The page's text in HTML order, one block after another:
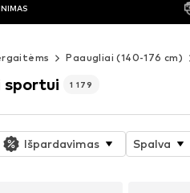
Paaugliai (140-176 cm)
sportui 1 179
Išpardavimas Spalva